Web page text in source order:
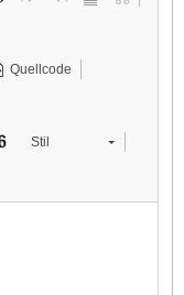
Quellcode
Stil